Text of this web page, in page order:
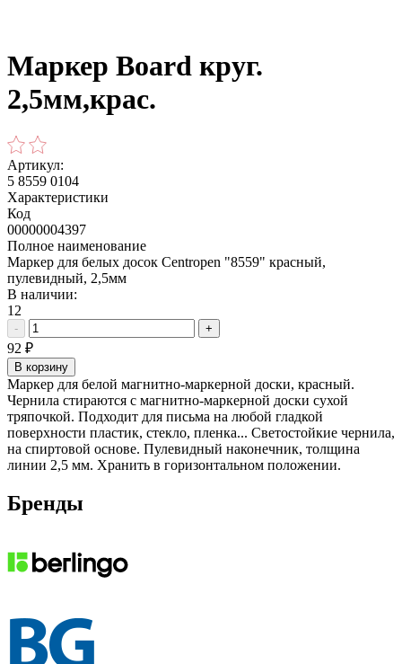
Маркер Board круг.
2,5мм,крас.
Артикул:
5 8559 0104
Характеристики
Код
00000004397
Полное наименование
Маркер для белых досок Centropen "8559" красный,
пулевидный, 2,5мм
В наличии:
12
- +
92 ₽
В корзину
Маркер для белой магнитно-маркерной доски, красный.
Чернила стираются с магнитно-маркерной доски сухой
тряпочкой. Подходит для письма на любой гладкой
поверхности пластик, стекло, пленка... Светостойкие чернила,
на спиртовой основе. Пулевидный наконечник, толщина
линии 2,5 мм. Хранить в горизонтальном положении.
Бренды